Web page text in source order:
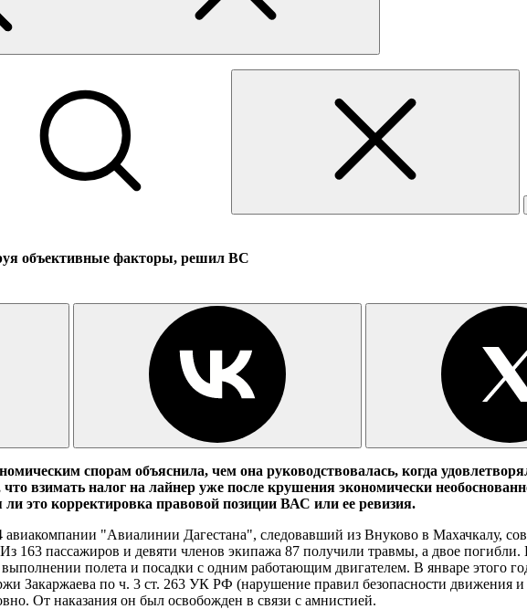
объективные факторы, решил ВС
спорам объяснила, чем она руководствовалась, когда
что взимать налог на лайнер уже после крушения экономически
ли это корректировка правовой позиции ВАС или ее ревизия.
авиакомпании "Авиалинии Дагестана", следовавший из Внуково в Махачкалу,
163 пассажиров и девяти членов экипажа 87 получили травмы, а двое
полета и посадки с одним работающим двигателем. В январе этого
Закаржаева по ч. 3 ст. 263 УК РФ (нарушение правил безопасности движения
От наказания он был освобожден в связи с амнистией.